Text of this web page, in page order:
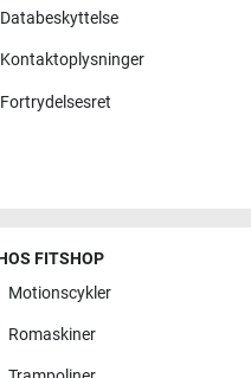
Databeskyttelse
Kontaktoplysninger
Fortrydelsesret
FITSHOP
Motionscykler
Romaskiner